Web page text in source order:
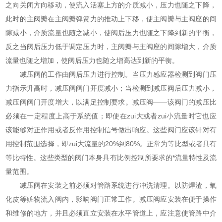
之向关闭方向移动，使流入活塞上方的介质减小，压力也随之下降，
此时的主阀瓣在主阀瓣弹簧力的推动上下移，使主阀瓣与主阀座的间
隙减小，介质流量也随之减小，使阀后压力也随之下降到新的平衡，
反之当阀后压力低于调定压力时，主阀瓣与主阀座的间隙增大，介质
流量也随之增加，使阀后压力也随之增高达到新的平衡。
减压阀的工作由阀后压力进行控制。当压力感应器检测到阀门压
力指示升高时，减压阀阀门开度减小；当检测到减压阀后压力减小，
减压阀阀门开度增大，以满足控制要求。减压阀——该阀门的减压比
必须在一定程度上高于系统值；即使在zui大或者zui小流量时它也应
该能够对正作用或者反作用控制信号做出响应。这些阀门应该针对有
用控制范围选择，即zui大流量的20%到80%。正常为等比型或者具有
等比特性。这些类型的阀门本身具有比例控制所要求的*流量特性及流
量范围。
减压阀在安装之前必须对管路系统进行冲洗清理。以防焊渣，氧
化皮等赃物流入阀内，影响阀门正常工作。减压阀应安装在便于操作
和维修的地方，并且必须直立安装在水平管道上，应注意使管路中介